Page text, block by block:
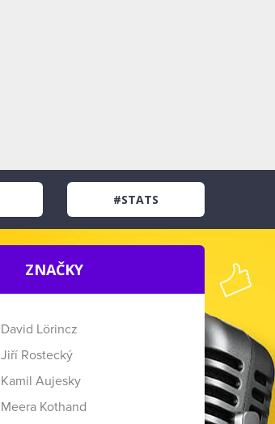
#STATS
ZNAČKY
David Lörincz
Jiří Rostecký
Kamil Aujesky
Meera Kothand